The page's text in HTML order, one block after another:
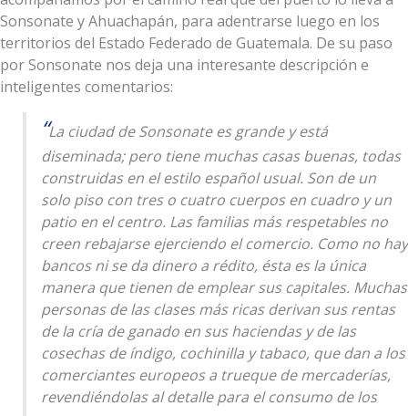
Sonsonate y Ahuachapán, para adentrarse luego en los
territorios del Estado Federado de Guatemala. De su paso
por Sonsonate nos deja una interesante descripción e
inteligentes comentarios:
La ciudad de Sonsonate es grande y está
diseminada; pero tiene muchas casas buenas, todas
construidas en el estilo español usual. Son de un
solo piso con tres o cuatro cuerpos en cuadro y un
patio en el centro. Las familias más respetables no
creen rebajarse ejerciendo el comercio. Como no hay
bancos ni se da dinero a rédito, ésta es la única
manera que tienen de emplear sus capitales. Muchas
personas de las clases más ricas derivan sus rentas
de la cría de ganado en sus haciendas y de las
cosechas de índigo, cochinilla y tabaco, que dan a los
comerciantes europeos a trueque de mercaderías,
revendiéndolas al detalle para el consumo de los